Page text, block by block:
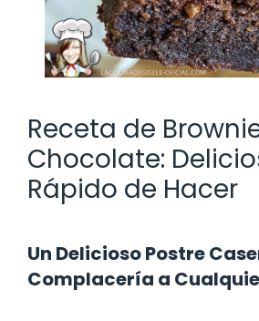
Receta de
Chocolate:
Rápido de Hacer
Un Delicioso Postre
Complacería a